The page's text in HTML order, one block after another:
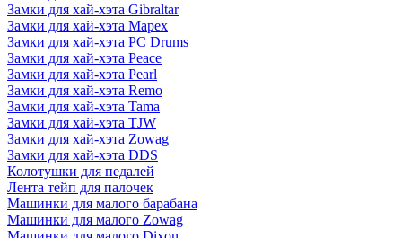
Замки для хай-хэта Gibraltar
Замки для хай-хэта Mapex
Замки для хай-хэта PC Drums
Замки для хай-хэта Peace
Замки для хай-хэта Pearl
Замки для хай-хэта Remo
Замки для хай-хэта Tama
Замки для хай-хэта TJW
Замки для хай-хэта Zowag
Замки для хай-хэта DDS
Колотушки для педалей
Лента тейп для палочек
Машинки для малого барабана
Машинки для малого Zowag